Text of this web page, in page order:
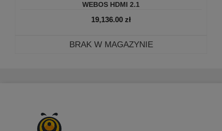
WEBOS HDMI 2.1
19,136.00 zł
BRAK W MAGAZYNIE